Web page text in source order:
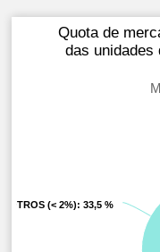
Quota de
das unidades
OTROS (< 2%): 33,5 %
OTROS (< 2%): 33,5 %